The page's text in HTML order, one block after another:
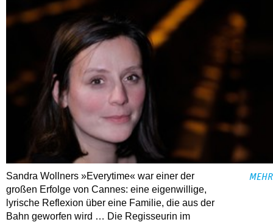
Sandra Wollners »Everytime« war einer der
großen Erfolge von Cannes: eine eigenwillige,
lyrische Reflexion über eine ­Familie, die aus der
Bahn geworfen wird … Die Regisseurin im
MEHR